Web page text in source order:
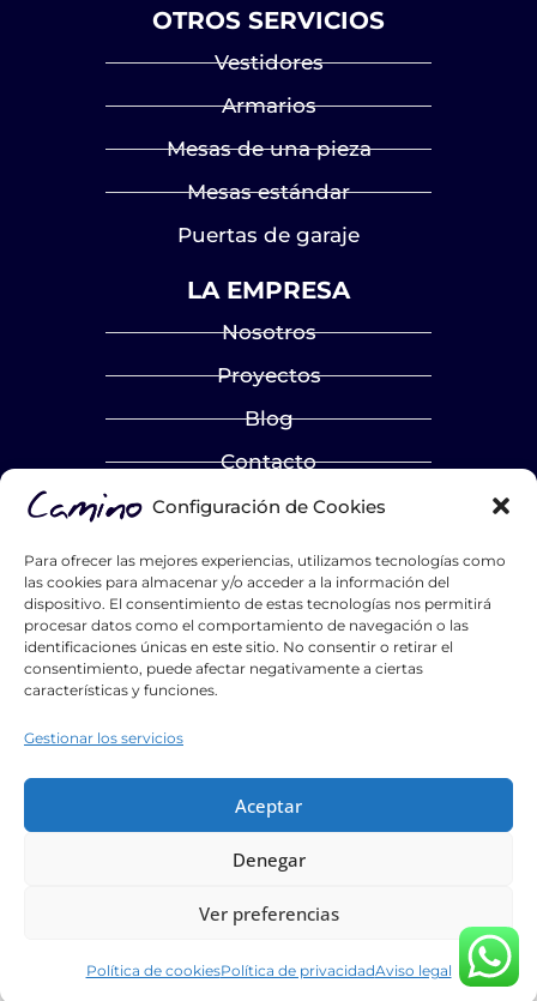
Configuración de Cookies
Para ofrecer las mejores experiencias, utilizamos tecnologías como
las cookies para almacenar y/o acceder a la información del
dispositivo. El consentimiento de estas tecnologías nos permitirá
procesar datos como el comportamiento de navegación o las
identificaciones únicas en este sitio. No consentir o retirar el
consentimiento, puede afectar negativamente a ciertas
características y funciones.
Gestionar los servicios
Aceptar
Denegar
Ver preferencias
Política de cookiesPolítica de privacidadAviso legal
OTROS SERVICIOS
Vestidores
Armarios
Mesas de una pieza
Mesas estándar
Puertas de garaje
LA EMPRESA
Nosotros
Proyectos
Blog
Contacto
Catálogos
List Title #1
List Title #2
List Title #3
TiktokInstagram
YoutubePinterestFacebook
Linkedin
Todos los derechos reservados
Condiciones de
compra|Aviso legal